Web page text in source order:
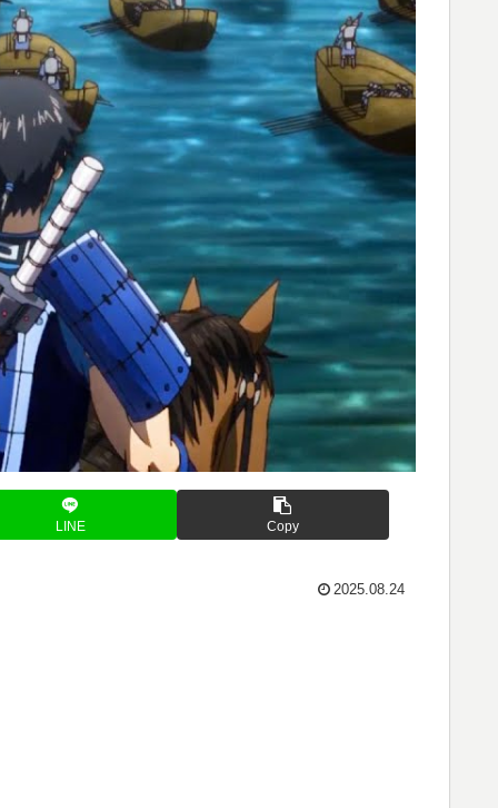
LINE Copy
2025.08.24